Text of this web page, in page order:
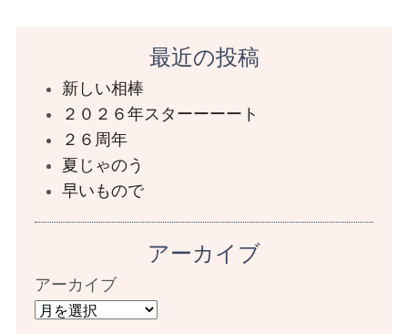
最近の投稿
新しい相棒
２０２６年スターーーート
２６周年
夏じゃのう
早いもので
アーカイブ
アーカイブ